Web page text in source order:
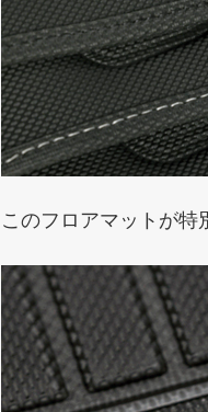
このフロアマットが特